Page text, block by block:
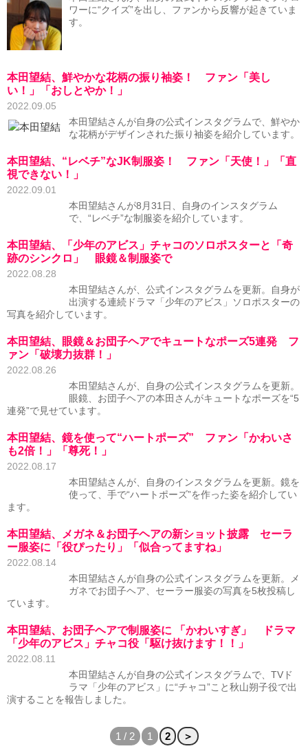
ワーに“クイズ”を出し、ファンから反響が起きていま
す。
本田望結、鮮やかな花柄の振り袖姿！ ファン「美し
い！」「おしとやか！」
2022.09.05
本田望結さんが自身の公式インスタグラムで、鮮やか
な花柄がデザインされた振り袖姿を紹介しています。
本田望結、“レベチ”なJK制服姿！ ファン「天使！」「直
視できない！」
2022.09.01
本田望結さんが8月31日、自身のインスタグラム
で、“レベチ”な制服姿を紹介しています。
本田望結、「少年のアビス」チャコのソロポスターと「奇
跡のシンクロ」 眼鏡＆制服姿で
2022.08.28
本田望結さんが、公式インスタグラムを更新。自身が
出演する連続ドラマ「少年のアビス」ソロポスターの
写真を紹介しています。
本田望結、眼鏡＆お団子ヘアでキュートなポーズ5連発 フ
ァン「破壊力抜群！」
2022.08.26
本田望結さんが、自身の公式インスタグラムを更新。
眼鏡、お団子ヘアの本田さんがキュートなポーズを“5
連発”で見せています。
本田望結、鏡を使って“ハートポーズ” ファン「かわいさ
も2倍！」「尊死！」
2022.08.17
本田望結さんが、自身のインスタグラムを更新。鏡を
使って、手で“ハートポーズ”を作った姿を紹介してい
ます。
本田望結、メガネ＆お団子ヘアの新ショット披露 セーラ
ー服姿に「役ぴったり」「似合ってますね」
2022.08.14
本田望結さんが自身の公式インスタグラムを更新。メ
ガネでお団子ヘア、セーラー服姿の写真を5枚投稿し
ています。
本田望結、お団子ヘアで制服姿に 「かわいすぎ」 ドラマ
「少年のアビス」チャコ役「駆け抜けます！！」
2022.08.11
本田望結さんが自身の公式インスタグラムで、TVド
ラマ「少年のアビス」に“チャコ”こと秋山朔子役で出
演することを報告しました。
1 / 2 1 2 ＞